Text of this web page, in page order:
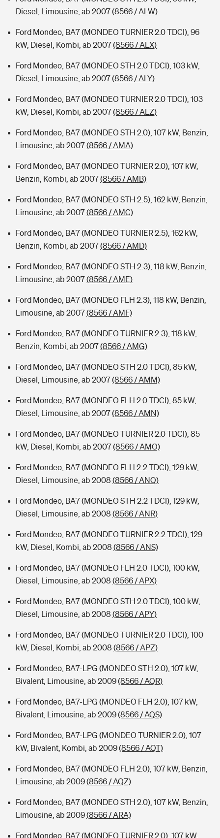
Diesel, Limousine, ab 2007(8566 / ALW)
Ford Mondeo, BA7 (MONDEO TURNIER 2.0 TDCI), 96
kW, Diesel, Kombi, ab 2007(8566 / ALX)
Ford Mondeo, BA7 (MONDEO STH 2.0 TDCI), 103 kW,
Diesel, Limousine, ab 2007(8566 / ALY)
Ford Mondeo, BA7 (MONDEO TURNIER 2.0 TDCI), 103
kW, Diesel, Kombi, ab 2007(8566 / ALZ)
Ford Mondeo, BA7 (MONDEO STH 2.0), 107 kW, Benzin,
Limousine, ab 2007(8566 / AMA)
Ford Mondeo, BA7 (MONDEO TURNIER 2.0), 107 kW,
Benzin, Kombi, ab 2007(8566 / AMB)
Ford Mondeo, BA7 (MONDEO STH 2.5), 162 kW, Benzin,
Limousine, ab 2007(8566 / AMC)
Ford Mondeo, BA7 (MONDEO TURNIER 2.5), 162 kW,
Benzin, Kombi, ab 2007(8566 / AMD)
Ford Mondeo, BA7 (MONDEO STH 2.3), 118 kW, Benzin,
Limousine, ab 2007(8566 / AME)
Ford Mondeo, BA7 (MONDEO FLH 2.3), 118 kW, Benzin,
Limousine, ab 2007(8566 / AMF)
Ford Mondeo, BA7 (MONDEO TURNIER 2.3), 118 kW,
Benzin, Kombi, ab 2007(8566 / AMG)
Ford Mondeo, BA7 (MONDEO STH 2.0 TDCI), 85 kW,
Diesel, Limousine, ab 2007(8566 / AMM)
Ford Mondeo, BA7 (MONDEO FLH 2.0 TDCI), 85 kW,
Diesel, Limousine, ab 2007(8566 / AMN)
Ford Mondeo, BA7 (MONDEO TURNIER 2.0 TDCI), 85
kW, Diesel, Kombi, ab 2007(8566 / AMO)
Ford Mondeo, BA7 (MONDEO FLH 2.2 TDCI), 129 kW,
Diesel, Limousine, ab 2008 (8566 / ANQ)
Ford Mondeo, BA7 (MONDEO STH 2.2 TDCI), 129 kW,
Diesel, Limousine, ab 2008 (8566 / ANR)
Ford Mondeo, BA7 (MONDEO TURNIER 2.2 TDCI), 129
kW, Diesel, Kombi, ab 2008 (8566 / ANS)
Ford Mondeo, BA7 (MONDEO FLH 2.0 TDCI), 100 kW,
Diesel, Limousine, ab 2008 (8566 / APX)
Ford Mondeo, BA7 (MONDEO STH 2.0 TDCI), 100 kW,
Diesel, Limousine, ab 2008 (8566 / APY)
Ford Mondeo, BA7 (MONDEO TURNIER 2.0 TDCI), 100
kW, Diesel, Kombi, ab 2008 (8566 / APZ)
Ford Mondeo, BA7-LPG (MONDEO STH 2.0), 107 kW,
Bivalent, Limousine, ab 2009(8566 / AQR)
Ford Mondeo, BA7-LPG (MONDEO FLH 2.0), 107 kW,
Bivalent, Limousine, ab 2009(8566 / AQS)
Ford Mondeo, BA7-LPG (MONDEO TURNIER 2.0), 107
kW, Bivalent, Kombi, ab 2009(8566 / AQT)
Ford Mondeo, BA7 (MONDEO FLH 2.0), 107 kW, Benzin,
Limousine, ab 2009(8566 / AQZ)
Ford Mondeo, BA7 (MONDEO STH 2.0), 107 kW, Benzin,
Limousine, ab 2009(8566 / ARA)
Ford Mondeo, BA7 (MONDEO TURNIER 2.0), 107 kW,